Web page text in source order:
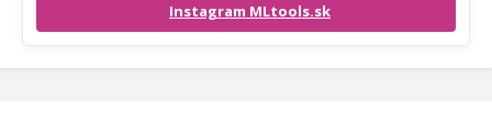
Instagram MLtools.sk